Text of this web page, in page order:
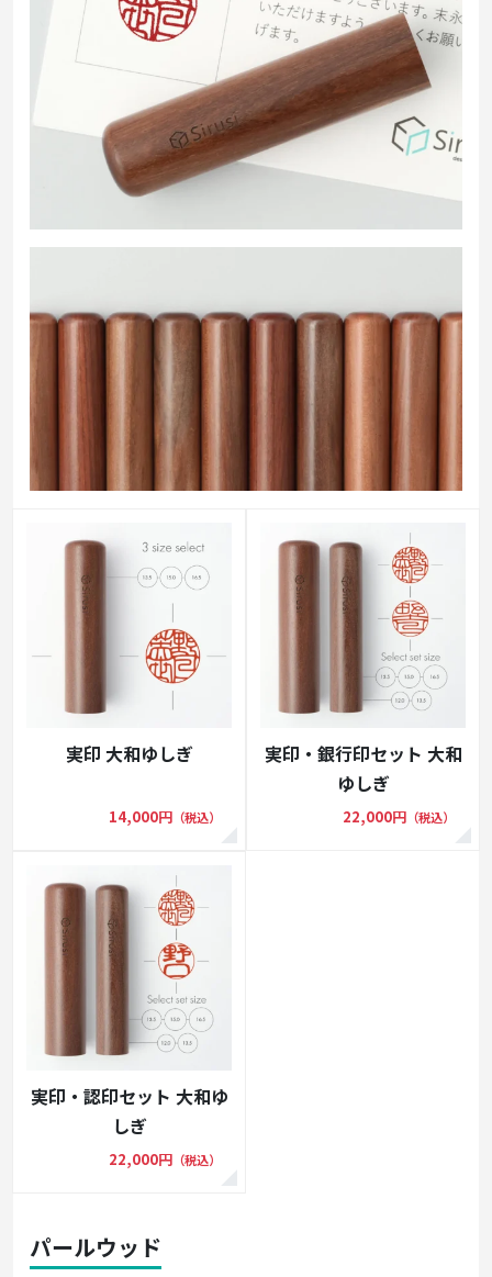
実印 大和ゆしぎ
14,000円 （税込）
実印・銀行印セット 大和
ゆしぎ
22,000円 （税込）
実印・認印セット 大和ゆ
しぎ
22,000円 （税込）
パールウッド